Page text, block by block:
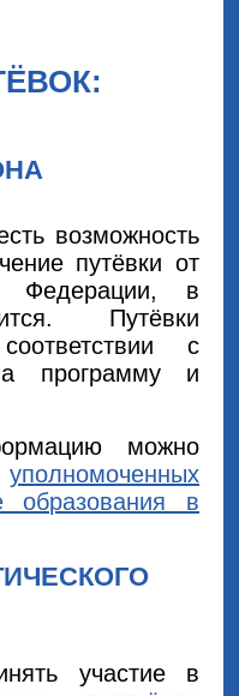
возможность
путёвки от
Федерации, в
Путёвки
с
программу и
можно
уполномоченных
образования в
участие в